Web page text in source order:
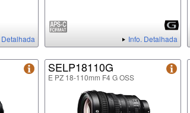
Detalhada Info. Detalhada
SELP18110G
E PZ 18-110mm F4 G OSS